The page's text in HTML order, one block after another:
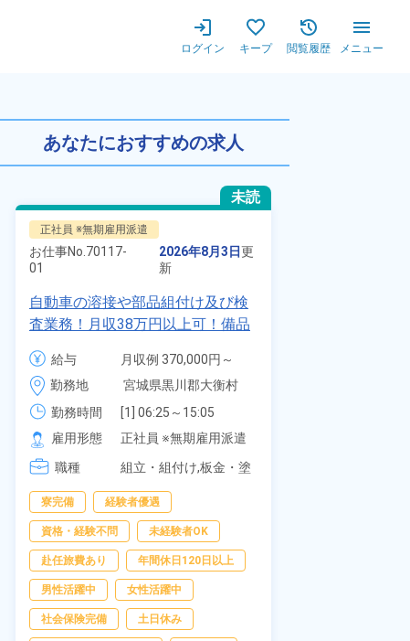
ログイン キープ 閲覧履歴 メニュー
！寮費実質無料＆備品付
あなたにおすすめの求人
未読
正社員 ※無期雇用派遣
お仕事No. 70117-
01
2026年8月3日更
新
自動車の溶接や部品組付け及び検
査業務！月収38万円以上可！備品
付きワンルーム寮完備！赴任旅費
会社負担★人気の土日休み！昇給
＆業績賞与あり！車・バイク通勤
可！無料駐車場あり！カップルで
の応募OK★《宮城県大衡村》
給与
月収例 370,000円～
390,000円
時給 1,700円～1,700円
勤務地
宮城県黒川郡大衡村
周辺
勤務時間
[1] 06:25～15:05
[2] 16:00～00:40
[3] 16:30～01:10
[4] 08:00～16:40
雇用形態
正社員 ※無期雇用派遣
職種
組立・組付け,板金・塗
寮完備 経験者優遇
資格・経験不問 未経験者OK
赴任旅費あり 年間休日120日以上
男性活躍中 女性活躍中
社会保険完備 土日休み